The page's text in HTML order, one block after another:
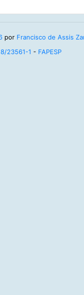
por Francisco de Assis
23561-1 - FAPESP